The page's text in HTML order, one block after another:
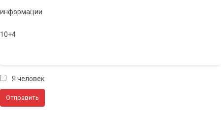
информации
10+4
Я человек